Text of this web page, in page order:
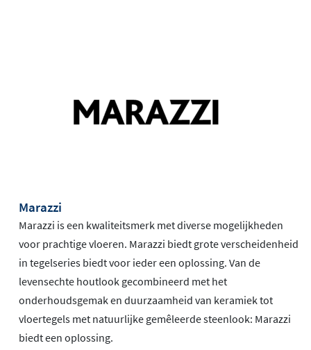
Marazzi
Marazzi is een kwaliteitsmerk met diverse mogelijkheden
voor prachtige vloeren. Marazzi biedt grote verscheidenheid
in tegelseries biedt voor ieder een oplossing. Van de
levensechte houtlook gecombineerd met het
onderhoudsgemak en duurzaamheid van keramiek tot
vloertegels met natuurlijke gemêleerde steenlook: Marazzi
biedt een oplossing.